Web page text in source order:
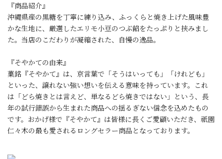
『商品紹介』
沖縄県産の黒糖を丁寧に練り込み、ふっくらと焼き上げた風味豊
かな生地に、厳選したエリモ小豆のつぶ餡をたっぷりと挟みまし
た。当店のこだわりが凝縮された、自慢の逸品。
『そやかての由来』
菓銘『そやかて』は、京言葉で「そうはいっても」「けれども」
といった、譲れない強い想いを伝える意味を持っています。これ
は「どら焼きとは言えど、単なるどら焼きではない」という、長
年の試行錯誤から生まれた商品への揺るぎない信念を込めたもの
です。おかげ様で『そやかて』は皆様に長くご愛顧いただき、祇園
仁々木の最も愛されるロングセラー商品となっております。